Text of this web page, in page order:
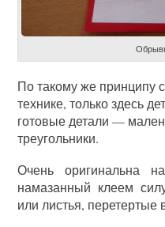
По такому же принципу
технике, только здесь
готовые детали —
треугольники.
Очень оригинальна
намазанный клеем
или листья, перетертые